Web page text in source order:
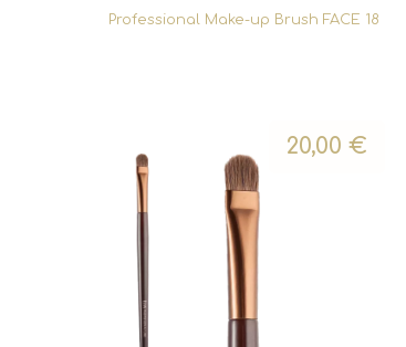
Professional Make-up Brush FACE 18
20,00€